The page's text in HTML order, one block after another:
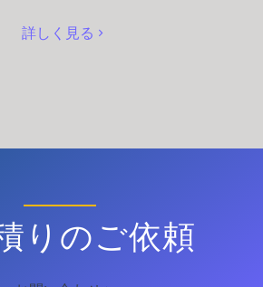
詳しく見る
りのご依頼